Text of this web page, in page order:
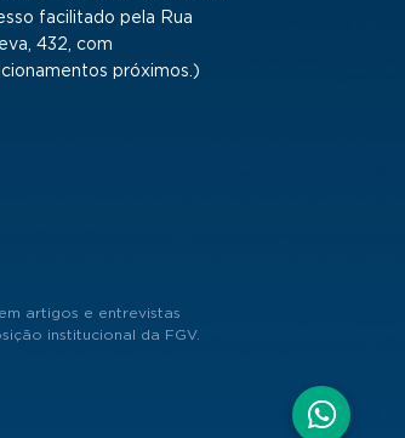
facilitado pela Rua
432, com
próximos.)
artigos e entrevistas
institucional da FGV.